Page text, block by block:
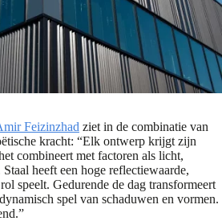
Feizinzhad ziet in de combinatie van
kracht: “Elk ontwerp krijgt zijn
combineert met factoren als licht,
heeft een hoge reflectiewaarde,
speelt. Gedurende de dag transformeert
spel van schaduwen en vormen.